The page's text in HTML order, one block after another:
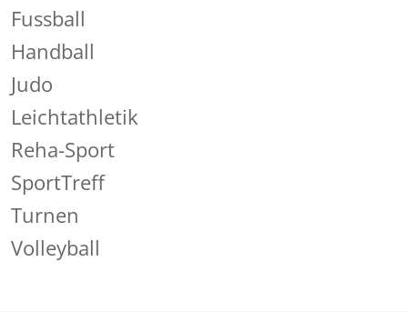
Fussball
Handball
Judo
Leichtathletik
Reha-Sport
SportTreff
Turnen
Volleyball